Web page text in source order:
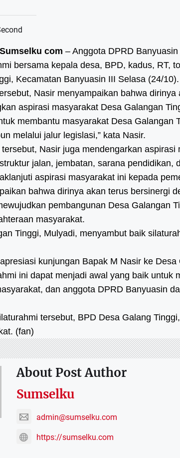
com – Anggota DPRD
bersama kepala desa, BPD, kadus, RT,
Kecamatan Banyuasin III Selasa (24/10).
Nasir menyampaikan bahwa dirinya
aspirasi masyarakat Desa Galangan
membantu masyarakat Desa Galangan
melalui jalur legislasi,” kata Nasir.
Nasir juga mendengarkan aspirasi
jalan, jembatan, sarana pendidikan,
aspirasi masyarakat ini kepada
bahwa dirinya akan terus bersinergi
pembangunan Desa Galangan
masyarakat.
Tinggi, Mulyadi, menyambut baik
kunjungan Bapak M Nasir ke Desa
ini dapat menjadi awal yang baik untuk
dan anggota DPRD Banyuasin
tersebut, BPD Desa Galang
(fan)
About Post Author
Sumselku
admin@sumselku.com
https://sumselku.com